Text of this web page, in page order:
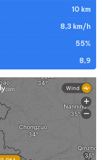
10 km
8,3 km/h
55%
8,9